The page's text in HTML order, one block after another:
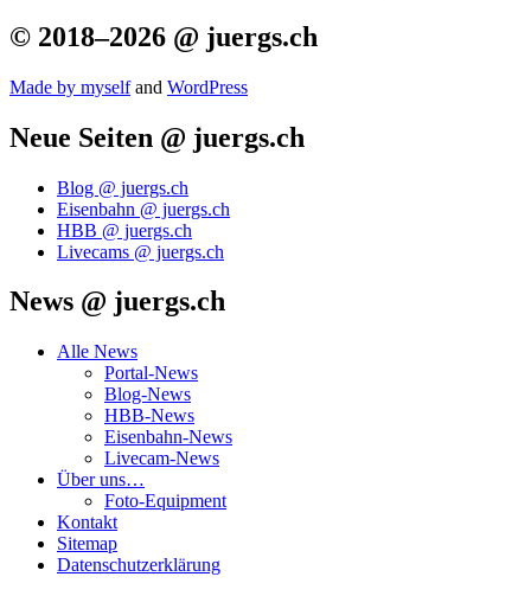
© 2018–2026 @ juergs.ch
Made by mys­elfand Word­Press
Neue Seiten @ juergs.ch
Blog @ juergs.ch
Eisenbahn @ juergs.ch
HBB @ juergs.ch
Livecams @ juergs.ch
News @ juergs.ch
Alle News
Portal-News
Blog-News
HBB-News
Eisenbahn-News
Livecam-News
Über uns…
Foto-Equipment
Kontakt
Sitemap
Datenschutzerklärung